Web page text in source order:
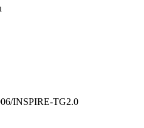
INSPIRE-TG2.0